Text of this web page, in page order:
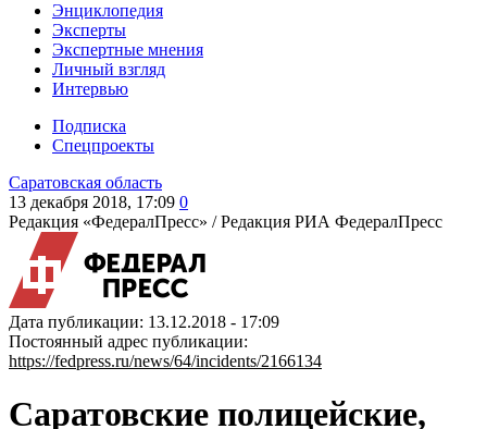
Энциклопедия
Эксперты
Экспертные мнения
Личный взгляд
Интервью
Подписка
Спецпроекты
Саратовская область
13 декабря 2018, 17:09 0
Редакция «ФедералПресс» /Редакция РИА ФедералПресс
Дата публикации: 13.12.2018 - 17:09
Постоянный адрес публикации:
https://fedpress.ru/news/64/incidents/2166134
Саратовские полицейские,